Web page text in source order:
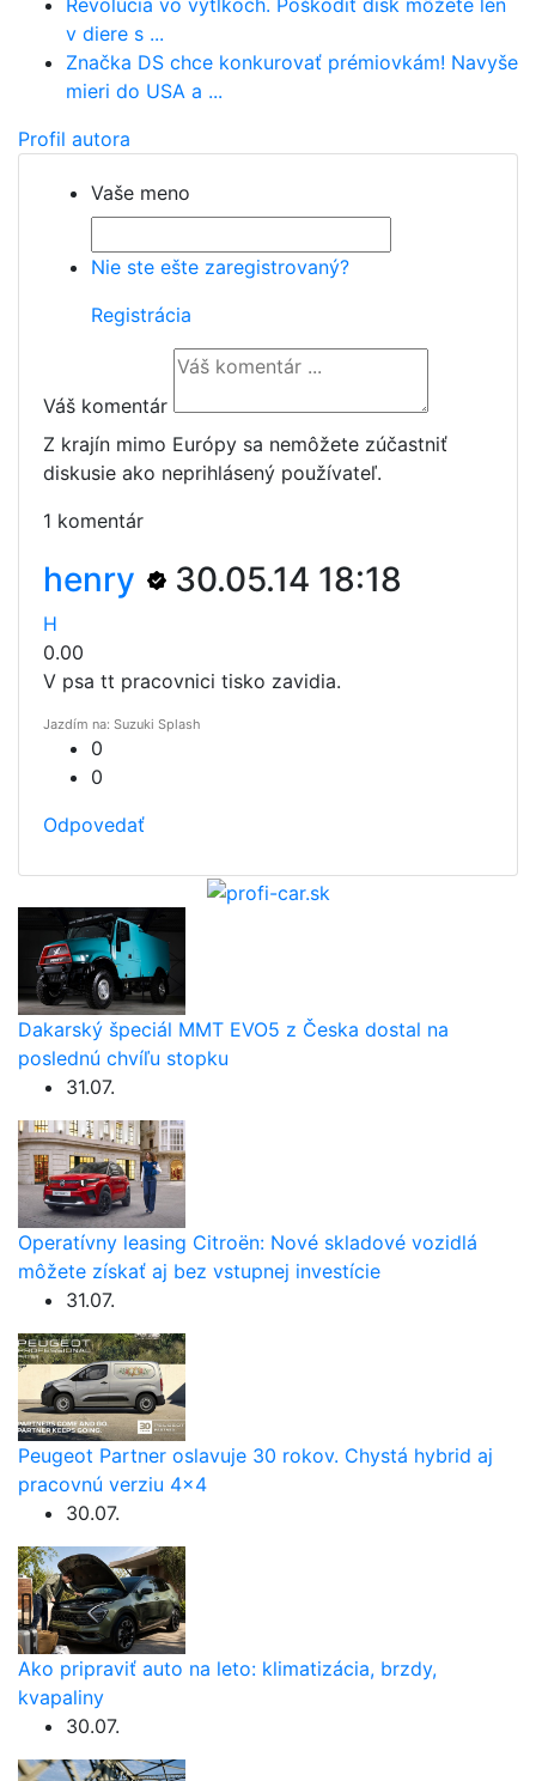
Revolúcia vo výtlkoch. Poškodiť disk môžete len
v diere s ...
Značka DS chce konkurovať prémiovkám! Navyše
mieri do USA a ...
Profil autora
Vaše meno
Nie ste ešte zaregistrovaný?
Registrácia
Váš komentár
Z krajín mimo Európy sa nemôžete zúčastniť
diskusie ako neprihlásený používateľ.
1 komentár
henry 30.05.14 18:18
H
0.00
V psa tt pracovnici tisko zavidia.
Jazdím na: Suzuki Splash
0
0
Odpovedať
Dakarský špeciál MMT EVO5 z Česka dostal na
poslednú chvíľu stopku
31.07.
Operatívny leasing Citroën: Nové skladové vozidlá
môžete získať aj bez vstupnej investície
31.07.
Peugeot Partner oslavuje 30 rokov. Chystá hybrid aj
pracovnú verziu 4×4
30.07.
Ako pripraviť auto na leto: klimatizácia, brzdy,
kvapaliny
30.07.